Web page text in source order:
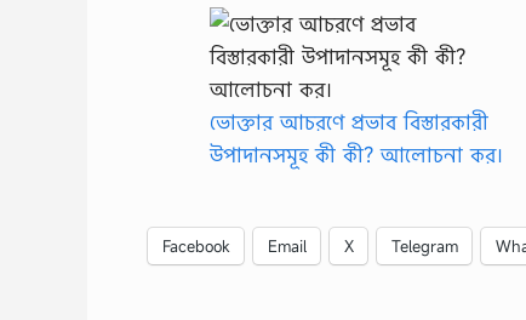
ভোক্তার আচরণে প্রভাব বিস্তারকারী
উপাদানসমূহ কী কী? আলোচনা কর।
Facebook Email X Telegram